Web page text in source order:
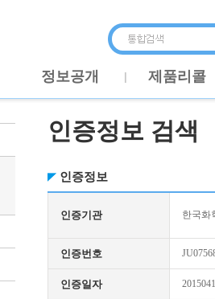
정보공개 제품리콜
인증정보 검색
인증정보
인증기관 한국화
인증번호
인증일자